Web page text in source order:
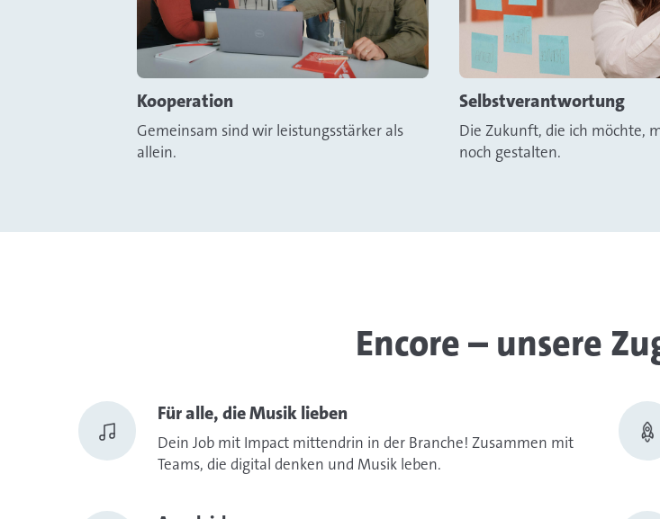
Kooperation
Gemeinsam sind wir leistungsstärker als
allein.
Selbstverantwortung
Die Zukunft, die ich möchte,
noch gestalten.
Encore – unsere
Für alle, die Musik lieben
Dein Job mit Impact mittendrin in der Branche! Zusammen mit
Teams, die digital denken und Musik leben.